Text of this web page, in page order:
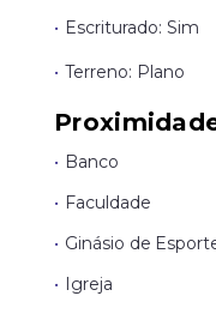
• Escriturado: Sim
• Terreno: Plano
• Banco
• Faculdade
• Ginásio de
• Igreja